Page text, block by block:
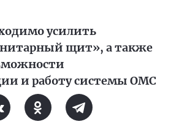
усилить
щит», а также
и работу системы ОМС